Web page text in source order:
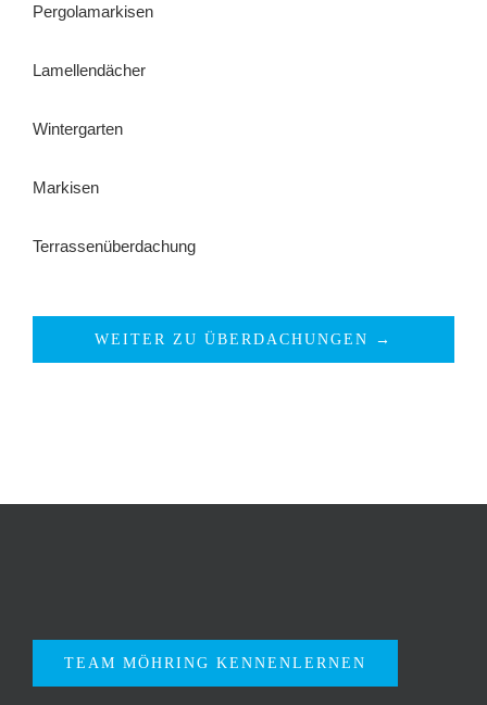
Pergolamarkisen
Lamellendächer
Wintergarten
Markisen
Terrassenüberdachung
WEITER ZU ÜBERDACHUNGEN →
TEAM MÖHRING KENNENLERNEN